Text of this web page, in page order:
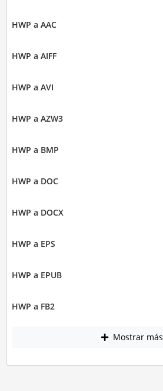
HWP a AAC
HWP a AIFF
HWP a AVI
HWP a AZW3
HWP a BMP
HWP a DOC
HWP a DOCX
HWP a EPS
HWP a EPUB
HWP a FB2
Mostrar más